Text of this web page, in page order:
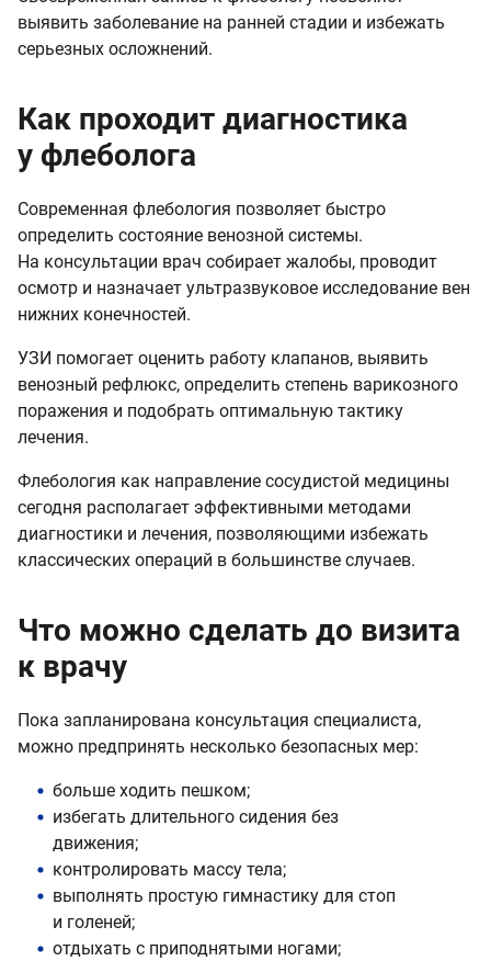
выявить заболевание на ранней стадии и избежать
серьезных осложнений.
Как проходит диагностика
у флеболога
Современная флебология позволяет быстро
определить состояние венозной системы.
На консультации врач собирает жалобы, проводит
осмотр и назначает ультразвуковое исследование вен
нижних конечностей.
УЗИ помогает оценить работу клапанов, выявить
венозный рефлюкс, определить степень варикозного
поражения и подобрать оптимальную тактику
лечения.
Флебология как направление сосудистой медицины
сегодня располагает эффективными методами
диагностики и лечения, позволяющими избежать
классических операций в большинстве случаев.
Что можно сделать до визита
к врачу
Пока запланирована консультация специалиста,
можно предпринять несколько безопасных мер:
больше ходить пешком;
избегать длительного сидения без
движения;
контролировать массу тела;
выполнять простую гимнастику для стоп
и голеней;
отдыхать с приподнятыми ногами;